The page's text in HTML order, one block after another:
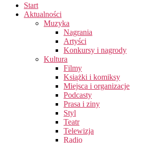
Start
Aktualności
Muzyka
Nagrania
Artyści
Konkursy i nagrody
Kultura
Filmy
Książki i komiksy
Miejsca i organizacje
Podcasty
Prasa i ziny
Styl
Teatr
Telewizja
Radio